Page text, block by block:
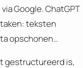
Google. ChatGPT
teksten
opschonen…
gestructureerd is,